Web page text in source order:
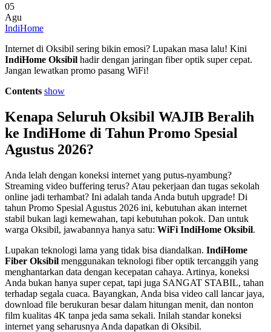
05
Agu
IndiHome
Internet di Oksibil sering bikin emosi? Lupakan masa lalu! Kini
IndiHome Oksibil hadir dengan jaringan fiber optik super cepat.
Jangan lewatkan promo pasang WiFi!
Contents show
Kenapa Seluruh Oksibil WAJIB Beralih
ke IndiHome di Tahun Promo Spesial
Agustus 2026?
Anda lelah dengan koneksi internet yang putus-nyambung?
Streaming video buffering terus? Atau pekerjaan dan tugas sekolah
online jadi terhambat? Ini adalah tanda Anda butuh upgrade! Di
tahun Promo Spesial Agustus 2026 ini, kebutuhan akan internet
stabil bukan lagi kemewahan, tapi kebutuhan pokok. Dan untuk
warga Oksibil, jawabannya hanya satu: WiFi IndiHome Oksibil.
Lupakan teknologi lama yang tidak bisa diandalkan. IndiHome
Fiber Oksibil menggunakan teknologi fiber optik tercanggih yang
menghantarkan data dengan kecepatan cahaya. Artinya, koneksi
Anda bukan hanya super cepat, tapi juga SANGAT STABIL, tahan
terhadap segala cuaca. Bayangkan, Anda bisa video call lancar jaya,
download file berukuran besar dalam hitungan menit, dan nonton
film kualitas 4K tanpa jeda sama sekali. Inilah standar koneksi
internet yang seharusnya Anda dapatkan di Oksibil.